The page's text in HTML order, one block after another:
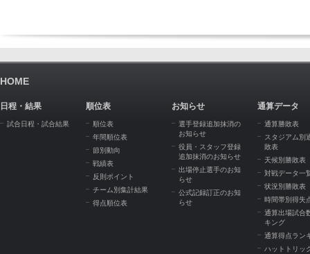
HOME
日程・結果
試合日程・試合結果
順位表
順位表
年間順位表
節別動向
戦績表
反則ポイント
チーム別集計結果
得点順位表
お知らせ
選手登録追加抹消の
お知らせ
役員・スタッフ登録
追加抹消のお知らせ
出場停止選手のお知
らせ
公式記録訂正のお知
らせ
通算データ
通算勝敗表
スタジアム別
敗表
天候別勝敗表
対戦データ一
状況別勝敗表
時間帯別得失
通算出場試合
キング
通算得点ラン
ハットトリッ